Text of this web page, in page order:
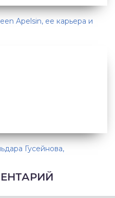
Apelsin, ее карьера и
Гусейнова,